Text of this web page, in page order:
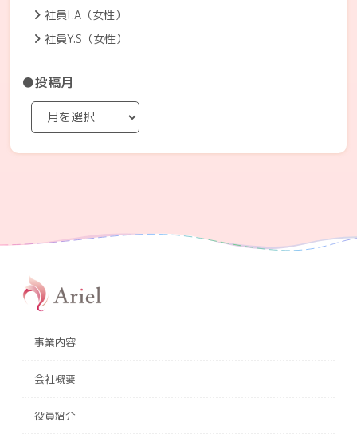
社員I.A（女性）
社員Y.S（女性）
●投稿月
事業内容
会社概要
役員紹介